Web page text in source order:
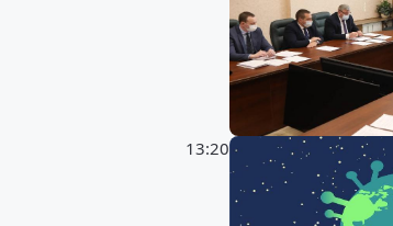
13:20